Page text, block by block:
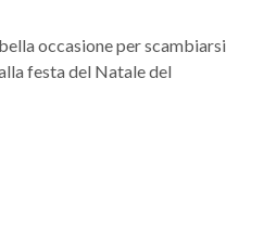
occasione per scambiarsi
festa del Natale del